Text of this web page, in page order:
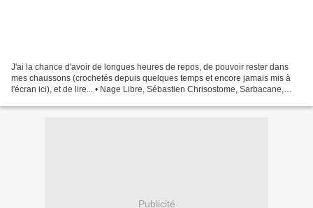
J'ai la chance d'avoir de longues heures de repos, de pouvoir rester dans
mes chaussons (crochetés depuis quelques temps et encore jamais mis à
l'écran ici), et de lire... • Nage Libre, Sébastien Chrisostome, Sarbacane,
Publicité